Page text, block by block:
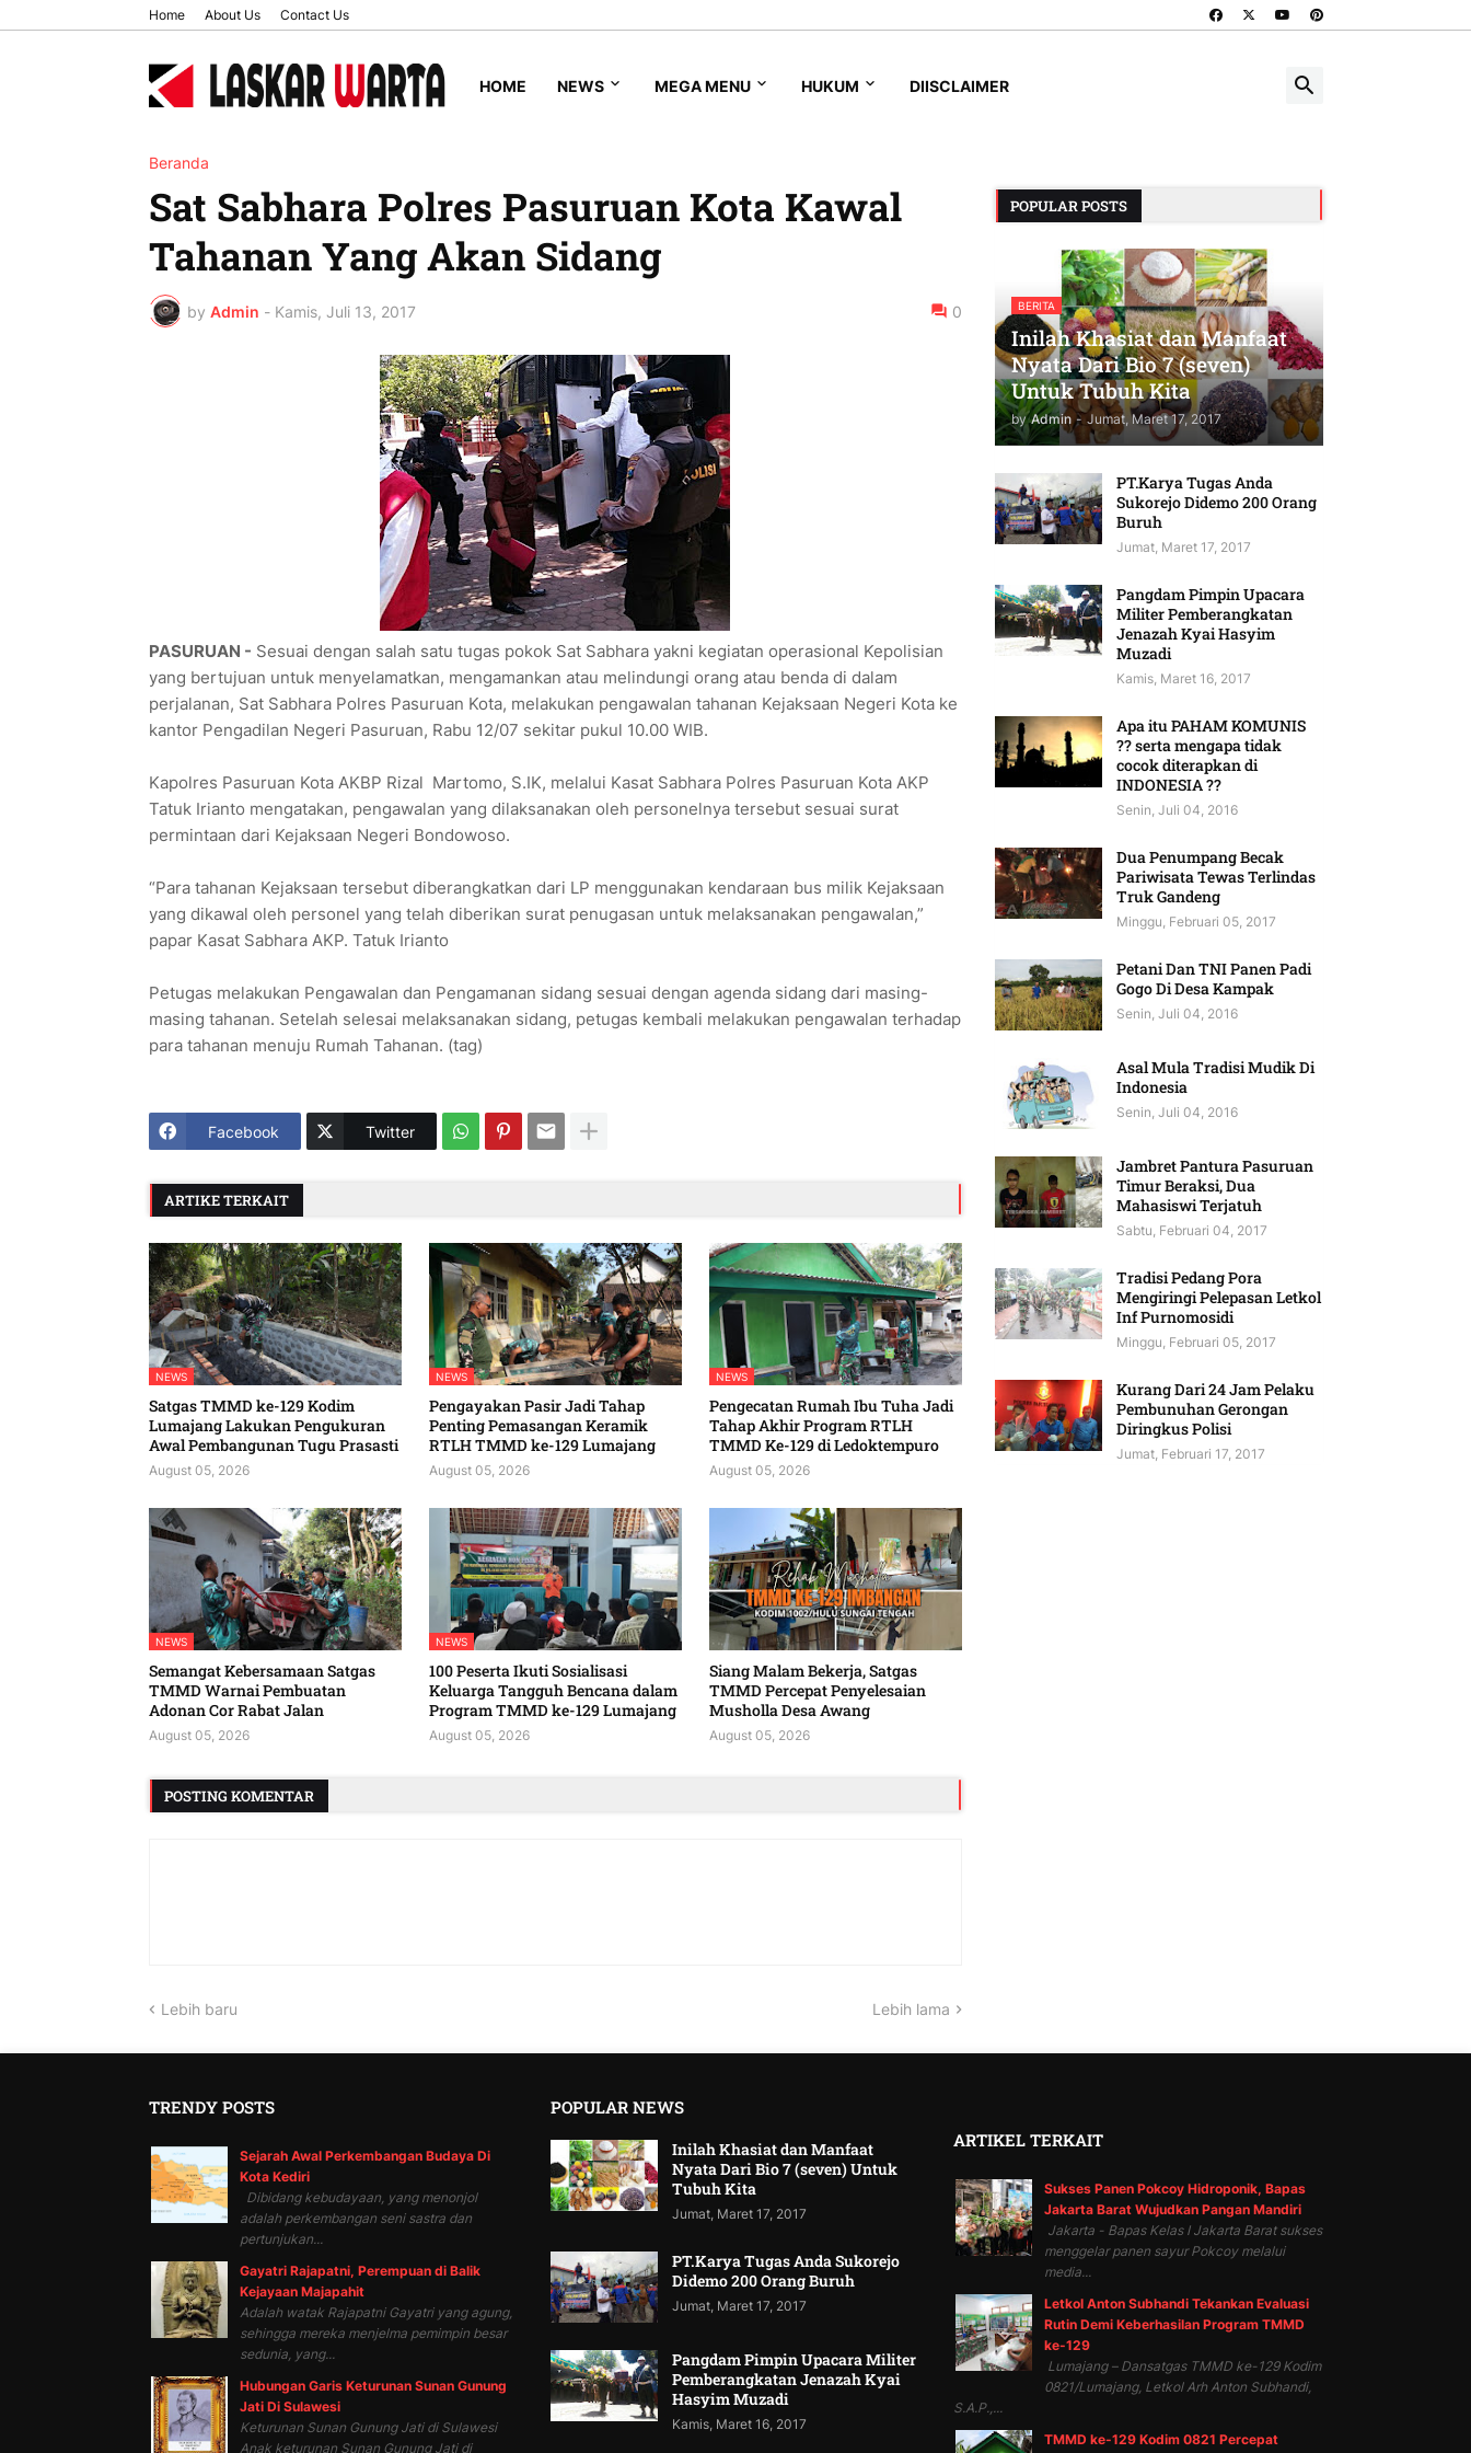
Home About Us Contact Us
HOME NEWS MEGA MENU HUKUM DIISCLAIMER
Beranda
Sat Sabhara Polres Pasuruan Kota Kawal
Tahanan Yang Akan Sidang
by Admin - Kamis, Juli 13, 2017 0
PASURUAN - Sesuai dengan salah satu tugas pokok Sat Sabhara yakni kegiatan operasional Kepolisian
yang bertujuan untuk menyelamatkan, mengamankan atau melindungi orang atau benda di dalam
perjalanan, Sat Sabhara Polres Pasuruan Kota, melakukan pengawalan tahanan Kejaksaan Negeri Kota ke
kantor Pengadilan Negeri Pasuruan, Rabu 12/07 sekitar pukul 10.00 WIB.
Kapolres Pasuruan Kota AKBP Rizal Martomo, S.IK, melalui Kasat Sabhara Polres Pasuruan Kota AKP
Tatuk Irianto mengatakan, pengawalan yang dilaksanakan oleh personelnya tersebut sesuai surat
permintaan dari Kejaksaan Negeri Bondowoso.
“Para tahanan Kejaksaan tersebut diberangkatkan dari LP menggunakan kendaraan bus milik Kejaksaan
yang dikawal oleh personel yang telah diberikan surat penugasan untuk melaksanakan pengawalan,”
papar Kasat Sabhara AKP. Tatuk Irianto
Petugas melakukan Pengawalan dan Pengamanan sidang sesuai dengan agenda sidang dari masing-
masing tahanan. Setelah selesai melaksanakan sidang, petugas kembali melakukan pengawalan terhadap
para tahanan menuju Rumah Tahanan. (tag)
Facebook Twitter
ARTIKE TERKAIT
NEWS
Satgas TMMD ke-129 Kodim
Lumajang Lakukan Pengukuran
Awal Pembangunan Tugu Prasasti
August 05, 2026
NEWS
Pengayakan Pasir Jadi Tahap
Penting Pemasangan Keramik
RTLH TMMD ke-129 Lumajang
August 05, 2026
NEWS
Pengecatan Rumah Ibu Tuha Jadi
Tahap Akhir Program RTLH
TMMD Ke-129 di Ledoktempuro
August 05, 2026
NEWS
Semangat Kebersamaan Satgas
TMMD Warnai Pembuatan
Adonan Cor Rabat Jalan
August 05, 2026
NEWS
100 Peserta Ikuti Sosialisasi
Keluarga Tangguh Bencana dalam
Program TMMD ke-129 Lumajang
August 05, 2026
Siang Malam Bekerja, Satgas
TMMD Percepat Penyelesaian
Musholla Desa Awang
August 05, 2026
POSTING KOMENTAR
Lebih baru Lebih lama
POPULAR POSTS
BERITA
Inilah Khasiat dan Manfaat
Nyata Dari Bio 7 (seven)
Untuk Tubuh Kita
by Admin - Jumat, Maret 17, 2017
PT.Karya Tugas Anda
Sukorejo Didemo 200 Orang
Buruh
Jumat, Maret 17, 2017
Pangdam Pimpin Upacara
Militer Pemberangkatan
Jenazah Kyai Hasyim
Muzadi
Kamis, Maret 16, 2017
Apa itu PAHAM KOMUNIS
?? serta mengapa tidak
cocok diterapkan di
INDONESIA ??
Senin, Juli 04, 2016
Dua Penumpang Becak
Pariwisata Tewas Terlindas
Truk Gandeng
Minggu, Februari 05, 2017
Petani Dan TNI Panen Padi
Gogo Di Desa Kampak
Senin, Juli 04, 2016
Asal Mula Tradisi Mudik Di
Indonesia
Senin, Juli 04, 2016
Jambret Pantura Pasuruan
Timur Beraksi, Dua
Mahasiswi Terjatuh
Sabtu, Februari 04, 2017
Tradisi Pedang Pora
Mengiringi Pelepasan Letkol
Inf Purnomosidi
Minggu, Februari 05, 2017
Kurang Dari 24 Jam Pelaku
Pembunuhan Gerongan
Diringkus Polisi
Jumat, Februari 17, 2017
TRENDY POSTS
Sejarah Awal Perkembangan Budaya Di
Kota Kediri
Dibidang kebudayaan, yang menonjol
adalah perkembangan seni sastra dan
pertunjukan...
Gayatri Rajapatni, Perempuan di Balik
Kejayaan Majapahit
Adalah watak Rajapatni Gayatri yang agung,
sehingga mereka menjelma pemimpin besar
sedunia, yang...
Hubungan Garis Keturunan Sunan Gunung
Jati Di Sulawesi
Keturunan Sunan Gunung Jati di Sulawesi
Anak keturunan Sunan Gunung Jati di
POPULAR NEWS
Inilah Khasiat dan Manfaat
Nyata Dari Bio 7 (seven) Untuk
Tubuh Kita
Jumat, Maret 17, 2017
PT.Karya Tugas Anda Sukorejo
Didemo 200 Orang Buruh
Jumat, Maret 17, 2017
Pangdam Pimpin Upacara Militer
Pemberangkatan Jenazah Kyai
Hasyim Muzadi
Kamis, Maret 16, 2017
ARTIKEL TERKAIT
Sukses Panen Pokcoy Hidroponik, Bapas
Jakarta Barat Wujudkan Pangan Mandiri
Jakarta - Bapas Kelas I Jakarta Barat sukses
menggelar panen sayur Pokcoy melalui
media...
Letkol Anton Subhandi Tekankan Evaluasi
Rutin Demi Keberhasilan Program TMMD
ke-129
Lumajang – Dansatgas TMMD ke-129 Kodim
0821/Lumajang, Letkol Arh Anton Subhandi,
S.A.P.,...
TMMD ke-129 Kodim 0821 Percepat